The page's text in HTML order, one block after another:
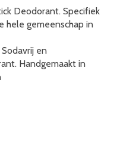
Deodorant. Specifiek
hele gemeenschap in
en
Handgemaakt in